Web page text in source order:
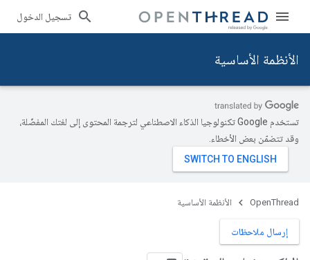
تسجيل الدخول
الأنظمة الأساسية
تستخدم Google تكنولوجيا الذكاء الاصطناعي لترجمة المحتوى إلى لغتك المفضّلة،
وقد تتضمّن بعض الأخطاء.
OpenThread الأنظمة الأساسية
إرسال ملاحظات